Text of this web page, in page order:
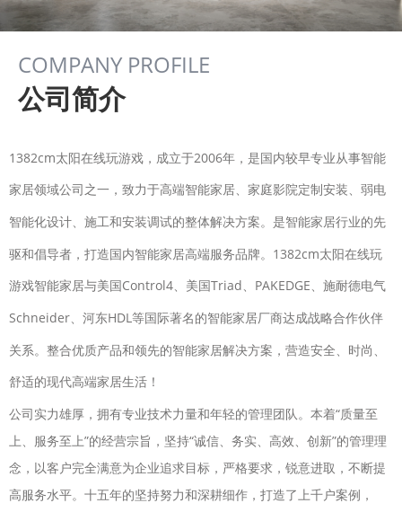
COMPANY PROFILE
公司简介
1382cm太阳在线玩游戏，成立于2006年，是国内较早专业从事智能
家居领域公司之一，致力于高端智能家居、家庭影院定制安装、弱电
智能化设计、施工和安装调试的整体解决方案。是智能家居行业的先
驱和倡导者，打造国内智能家居高端服务品牌。 1382cm太阳在线玩
游戏智能家居与美国Control4、美国Triad、PAKEDGE、施耐德电气
Schneider、河东HDL等国际著名的智能家居厂商达成战略合作伙伴
关系。整合优质产品和领先的智能家居解决方案，营造安全、时尚、
舒适的现代高端家居生活！
公司实力雄厚，拥有专业技术力量和年轻的管理团队。本着“质量至
上、服务至上”的经营宗旨，坚持“诚信、务实、高效、创新”的管理理
念，以客户完全满意为企业追求目标，严格要求，锐意进取，不断提
高服务水平。十五年的坚持努力和深耕细作，打造了上千户案例，